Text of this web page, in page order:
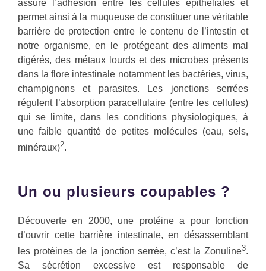
assure l’adhésion entre les cellules épithéliales et
permet ainsi à la muqueuse de constituer une véritable
barrière de protection entre le contenu de l’intestin et
notre organisme, en le protégeant des aliments mal
digérés, des métaux lourds et des microbes présents
dans la flore intestinale notamment les bactéries, virus,
champignons et parasites. Les jonctions serrées
régulent l’absorption paracellulaire (entre les cellules)
qui se limite, dans les conditions physiologiques, à
une faible quantité de petites molécules (eau, sels,
minéraux)2.
Un ou plusieurs coupables ?
Découverte en 2000, une protéine a pour fonction
d’ouvrir cette barrière intestinale, en désassemblant
les protéines de la jonction serrée, c’est la Zonuline3.
Sa sécrétion excessive est responsable de